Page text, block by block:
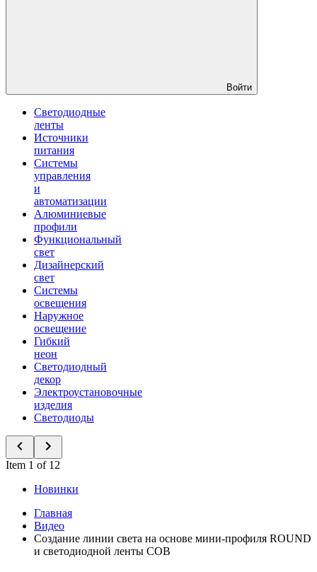
Войти
Светодиодные
ленты
Источники
питания
Системы
управления
и
автоматизации
Алюминиевые
профили
Функциональный
свет
Дизайнерский
свет
Системы
освещения
Наружное
освещение
Гибкий
неон
Светодиодный
декор
Электроустановочные
изделия
Светодиоды
Item 1 of 12
Новинки
Главная
Видео
Создание линии света на основе мини-профиля ROUND
и светодиодной ленты COB